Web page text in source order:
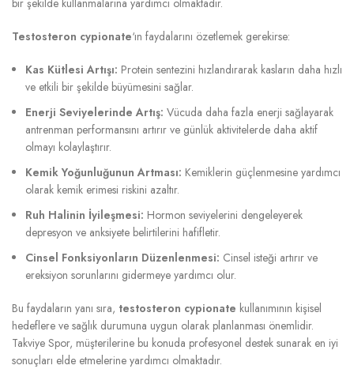
Testosteron cypionate‘ın faydalarını özetlemek gerekirse:
Kas Kütlesi Artışı: Protein sentezini hızlandırarak kasların daha hızlı
ve etkili bir şekilde büyümesini sağlar.
Enerji Seviyelerinde Artış: Vücuda daha fazla enerji sağlayarak
antrenman performansını artırır ve günlük aktivitelerde daha aktif
olmayı kolaylaştırır.
Kemik Yoğunluğunun Artması: Kemiklerin güçlenmesine yardımcı
olarak kemik erimesi riskini azaltır.
Ruh Halinin İyileşmesi: Hormon seviyelerini dengeleyerek
depresyon ve anksiyete belirtilerini hafifletir.
Cinsel Fonksiyonların Düzenlenmesi: Cinsel isteği artırır ve
ereksiyon sorunlarını gidermeye yardımcı olur.
Bu faydaların yanı sıra, testosteron cypionate kullanımının kişisel
hedeflere ve sağlık durumuna uygun olarak planlanması önemlidir.
Takviye Spor, müşterilerine bu konuda profesyonel destek sunarak en iyi
sonuçları elde etmelerine yardımcı olmaktadır.